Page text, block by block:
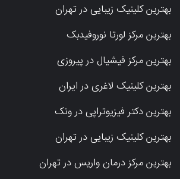
بهترین کلینیک زیبایی در تهران
بهترین مرکز لورتا نوروفیدبک
بهترین مرکز فیشیال در پیروزی
بهترین کلینیک لاغری در ایران
بهترین دکتر فیزیوتراپی در ونک
بهترین کلینیک زیبایی در تهران
بهترین مرکز درمان واریس در تهران